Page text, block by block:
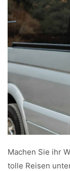
Machen Sie ihr
tolle Reisen